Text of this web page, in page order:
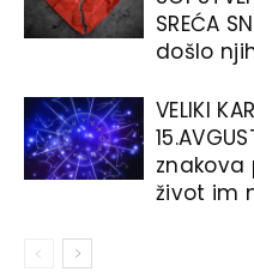
SREĆA
došlo
VELIKI
znakova
život im